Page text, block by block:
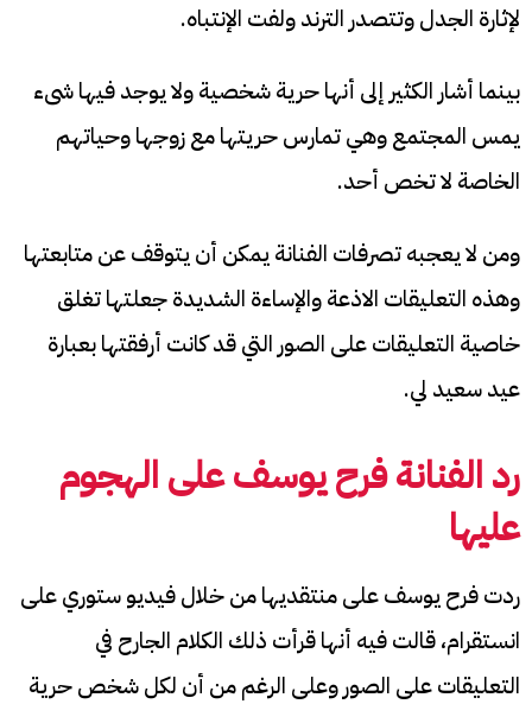
لإثارة الجدل وتتصدر الترند ولفت الإنتباه.
بينما أشار الكثير إلى أنها حرية شخصية ولا يوجد فيها شىء
يمس المجتمع وهي تمارس حريتها مع زوجها وحياتهم
الخاصة لا تخص أحد.
ومن لا يعجبه تصرفات الفنانة يمكن أن يتوقف عن متابعتها
وهذه التعليقات الاذعة والإساءة الشديدة جعلتها تغلق
خاصية التعليقات على الصور التي قد كانت أرفقتها بعبارة
عيد سعيد لي.
رد الفنانة فرح يوسف على الهجوم
عليها
ردت فرح يوسف على منتقديها من خلال فيديو ستوري على
انستقرام، قالت فيه أنها قرأت ذلك الكلام الجارح في
التعليقات على الصور وعلى الرغم من أن لكل شخص حرية